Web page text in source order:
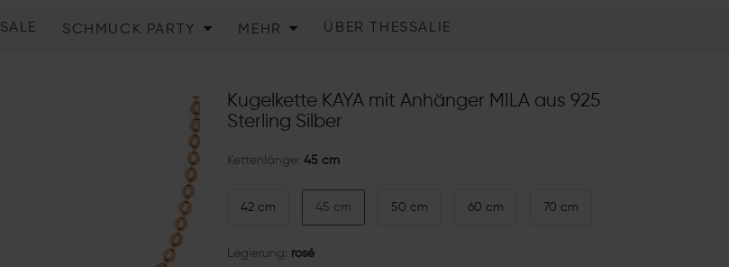
SALE SCHMUCK PARTY MEHR ÜBER THESSALIE
Kugelkette KAYA mit Anhänger MILA aus 925
Sterling Silber
Kettenlänge: 45 cm
42 cm 45 cm 50 cm 60 cm 70 cm
Legierung: rosé